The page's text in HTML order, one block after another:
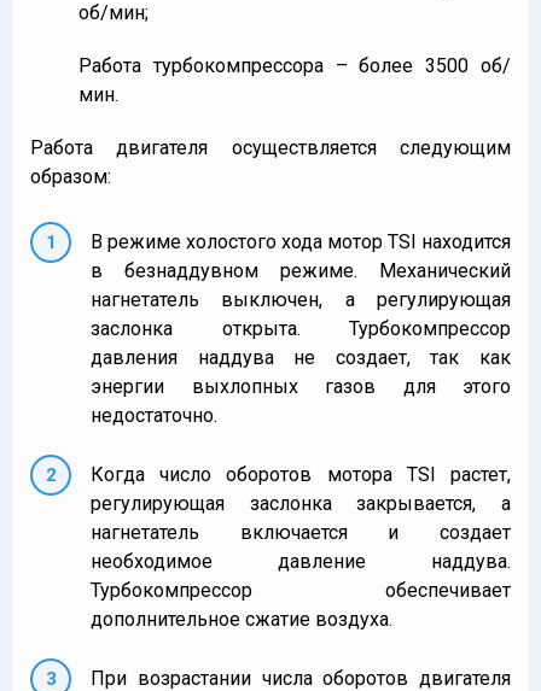
об/мин;
Работа турбокомпрессора – более 3500 об/
мин.
Работа двигателя осуществляется следующим
образом:
В режиме холостого хода мотор TSI находится
в безнаддувном режиме. Механический
нагнетатель выключен, а регулирующая
заслонка открыта. Турбокомпрессор
давления наддува не создает, так как
энергии выхлопных газов для этого
недостаточно.
Когда число оборотов мотора TSI растет,
регулирующая заслонка закрывается, а
нагнетатель включается и создает
необходимое давление наддува.
Турбокомпрессор обеспечивает
дополнительное сжатие воздуха.
При возрастании числа оборотов двигателя